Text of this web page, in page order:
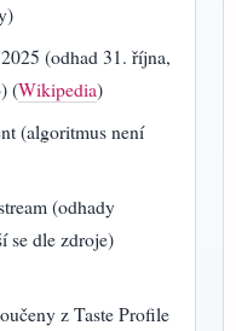
(odhad 31. října,
(Wikipedia)
(algoritmus není
(odhady
se dle zdroje)
z Taste Profile